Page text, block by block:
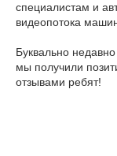
специалистам и
видеопотока
Буквально
мы получили
отзывами ребят!